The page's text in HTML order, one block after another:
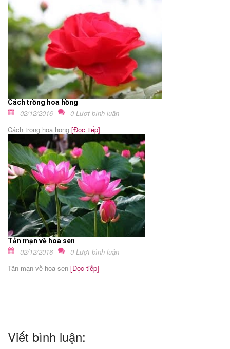
Cách trồng hoa hồng
02/12/2016
0 Lượt bình luận
Cách trồng hoa hồng [Đọc tiếp]
Tản mạn về hoa sen
02/12/2016
0 Lượt bình luận
Tản mạn về hoa sen [Đọc tiếp]
Viết bình luận: